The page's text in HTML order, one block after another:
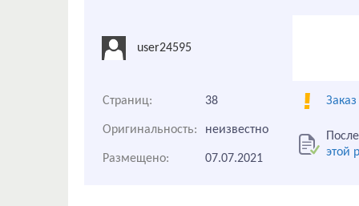
user24595
Страниц: 38
Оригинальность: неизвестно
этой
Размещено: 07.07.2021